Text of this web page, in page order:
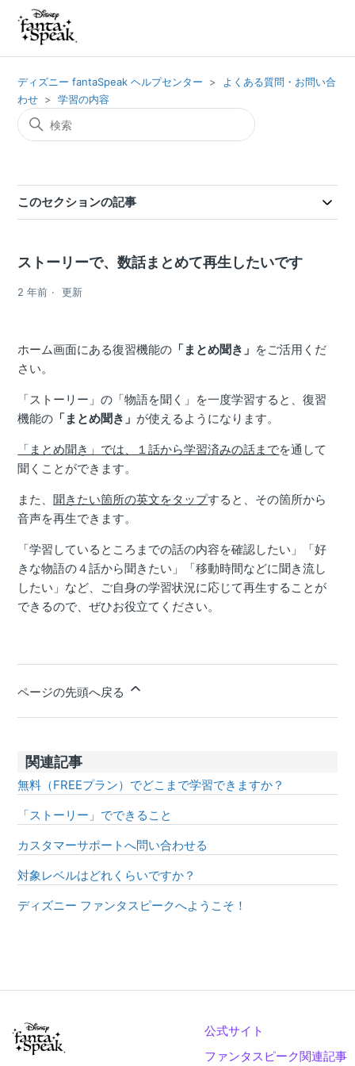
ディズニー fantaSpeak ヘルプセンター
よくある質問・お問い合
わせ
学習の内容
このセクションの記事
ストーリーで、数話まとめて再生したいです
2 年前 更新
ホーム画面にある復習機能の 「まとめ聞き」 をご活用くだ
さい。
「ストーリー」の「物語を聞く」を一度学習すると、復習
機能の 「まとめ聞き」 が使えるようになります。
「まとめ聞き」では、１話から学習済みの話までを通して
聞くことができます。
また、聞きたい箇所の英文をタップすると、その箇所から
音声を再生できます。
「学習しているところまでの話の内容を確認したい」「好
きな物語の４話から聞きたい」「移動時間などに聞き流し
したい」など、ご自身の学習状況に応じて再生することが
できるので、ぜひお役立てください。
ページの先頭へ戻る
関連記事
無料（FREEプラン）でどこまで学習できますか？
「ストーリー」でできること
カスタマーサポートへ問い合わせる
対象レベルはどれくらいですか？
ディズニー ファンタスピークへようこそ！
公式サイト
ファンタスピーク関連記事